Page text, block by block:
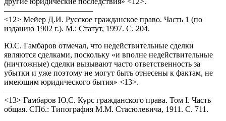
———————————
<12> Мейер Д.И. Русское гражданское право. Часть 1 (по
изданию 1902 г.). М.: Статут, 1997. С. 204.
Ю.С. Гамбаров отмечал, что недействительные сделки
являются сделками, поскольку «и вполне недействительные
(ничтожные) сделки вызывают часто ответственность за
убытки и уже поэтому не могут быть отнесены к фактам, не
имеющим юридического бытия» <13>.
———————————
<13> Гамбаров Ю.С. Курс гражданского права. Том I. Часть
общая. СПб.: Типография М.М. Стасюлевича, 1911. С. 711.